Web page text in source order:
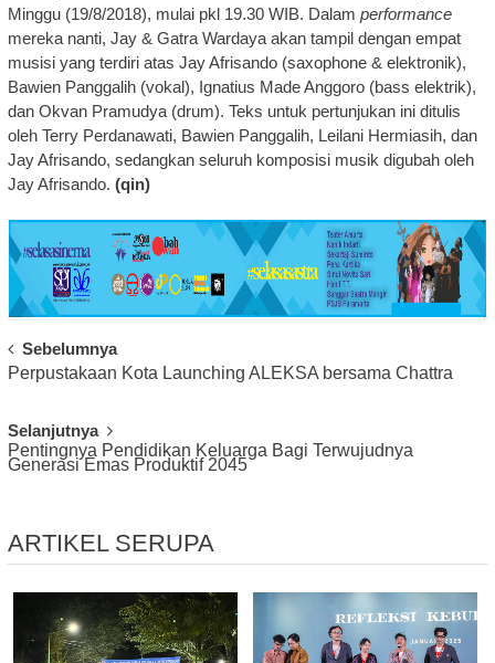
Minggu (19/8/2018), mulai pkl 19.30 WIB. Dalam performance
mereka nanti, Jay & Gatra Wardaya akan tampil dengan empat
musisi yang terdiri atas Jay Afrisando (saxophone & elektronik),
Bawien Panggalih (vokal), Ignatius Made Anggoro (bass elektrik),
dan Okvan Pramudya (drum). Teks untuk pertunjukan ini ditulis
oleh Terry Perdanawati, Bawien Panggalih, Leilani Hermiasih, dan
Jay Afrisando, sedangkan seluruh komposisi musik digubah oleh
Jay Afrisando. (qin)
Post
Navigation
Sebelumnya
Perpustakaan Kota Launching ALEKSA bersama Chattra
Selanjutnya
Pentingnya Pendidikan Keluarga Bagi Terwujudnya
Generasi Emas Produktif 2045
ARTIKEL SERUPA